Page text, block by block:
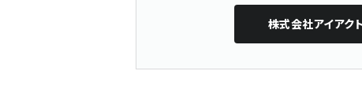
株式会社アイアク